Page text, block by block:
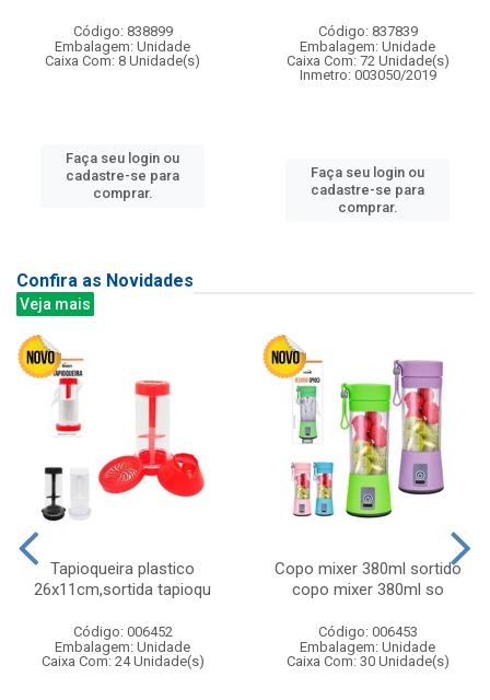
Código: 838899
Embalagem: Unidade
Caixa Com: 8 Unidade(s)
Faça seu login ou
cadastre-se para
comprar.
Código: 837839
Embalagem: Unidade
Caixa Com: 72 Unidade(s)
Inmetro: 003050/2019
Faça seu login ou
cadastre-se para
comprar.
Confira as Novidades
Veja mais
Tapioqueira plastico
26x11cm,sortida tapioqu
Código: 006452
Embalagem: Unidade
Caixa Com: 24 Unidade(s)
Copo mixer 380ml sortido
copo mixer 380ml so
Código: 006453
Embalagem: Unidade
Caixa Com: 30 Unidade(s)